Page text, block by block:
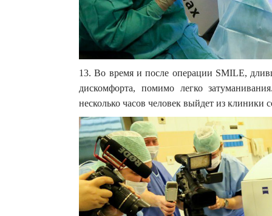
13. Во время и после операции SMILE,
дискомфорта, помимо легко
несколько часов человек выйдет из клиники